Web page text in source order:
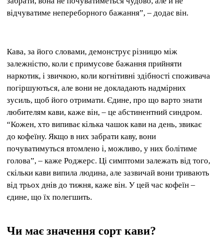
відчуватиме непереборного бажання”, – додає він.
Кава, за його словами, демонструє різницю між
залежністю, коли є примусове бажання прийняти
наркотик, і звичкою, коли когнітивні здібності споживача
погіршуються, але вони не докладають надмірних
зусиль, щоб його отримати. Єдине, про що варто знати
любителям кави, каже він, – це абстинентний синдром.
“Кожен, хто випиває кілька чашок кави на день, звикає
до кофеїну. Якщо в них забрати каву, вони
почуватимуться втомлено і, можливо, у них болітиме
голова”, – каже Роджерс. Ці симптоми залежать від того,
скільки кави випила людина, але зазвичай вони тривають
від трьох днів до тижня, каже він. У цей час кофеїн –
єдине, що їх полегшить.
Чи має значення сорт кави?